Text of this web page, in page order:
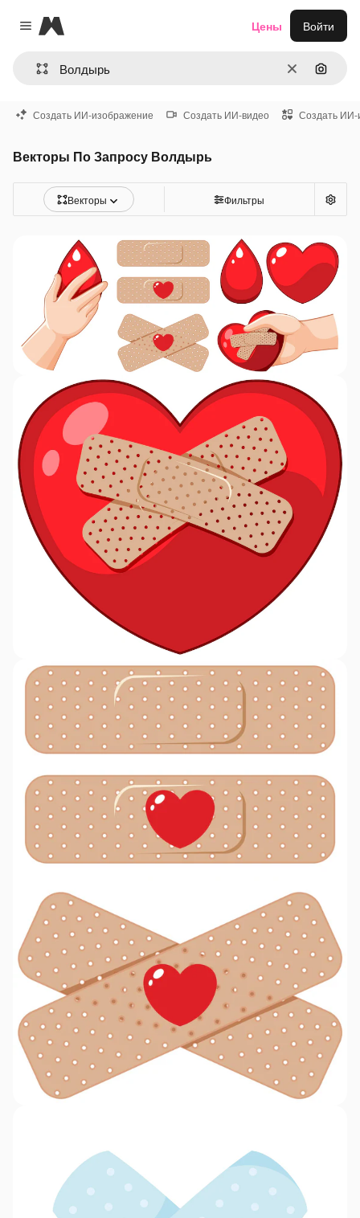
Close menu
Magnific
ОчиститьПоиск
Цены Войти
Создать ИИ-изображение Создать ИИ-видео Создать ИИ-
Векторы По Запросу Волдырь
Векторы Фильтры